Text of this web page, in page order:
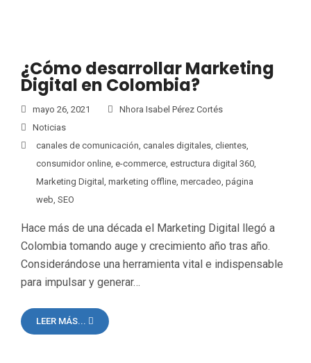
¿Cómo desarrollar Marketing
Digital en Colombia?
mayo 26, 2021
Nhora Isabel Pérez Cortés
Noticias
canales de comunicación, canales digitales, clientes,
consumidor online, e-commerce, estructura digital 360,
Marketing Digital , marketing offline, mercadeo, página
web, SEO
Hace más de una década el Marketing Digital llegó a
Colombia tomando auge y crecimiento año tras año.
Considerándose una herramienta vital e indispensable
para impulsar y generar…
LEER MÁS...